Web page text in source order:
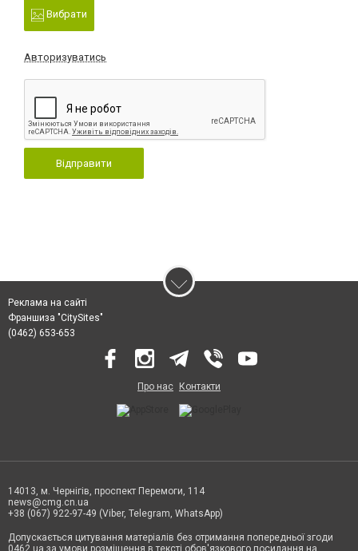
Вибрати
Авторизуватись
Відправити
Реклама на сайті
Франшиза "CitySites"
(0462) 653-653
Про нас Контакти
14013, м. Чернігів, проспект Перемоги, 114
news@cmg.cn.ua
+38 (067) 922-97-49 (Viber, Telegram, WhatsApp)
Допускається цитування матеріалів без отримання попередньої згоди
0462.ua за умови розміщення в тексті обов'язкового посилання на